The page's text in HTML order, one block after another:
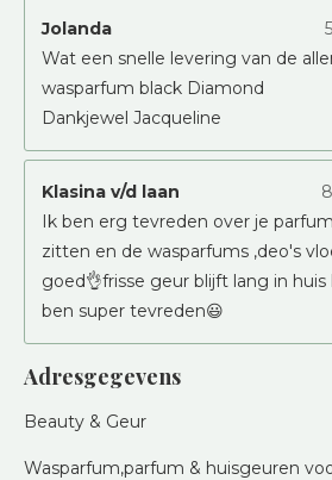
Jolanda
Wat een snelle levering van de
wasparfum black Diamond
Dankjewel Jacqueline
Klasina v/d laan
Ik ben erg tevreden over je
zitten en de wasparfums ,deo's
goed👌frisse geur blijft lang in huis
ben super tevreden😃
Adresgegevens
Beauty & Geur
Wasparfum,parfum & huisgeuren